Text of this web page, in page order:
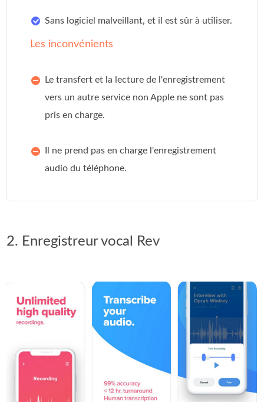
Sans logiciel malveillant, et il est sûr à utiliser.
Les inconvénients
Le transfert et la lecture de l'enregistrement
vers un autre service non Apple ne sont pas
pris en charge.
Il ne prend pas en charge l'enregistrement
audio du téléphone.
2. Enregistreur vocal Rev